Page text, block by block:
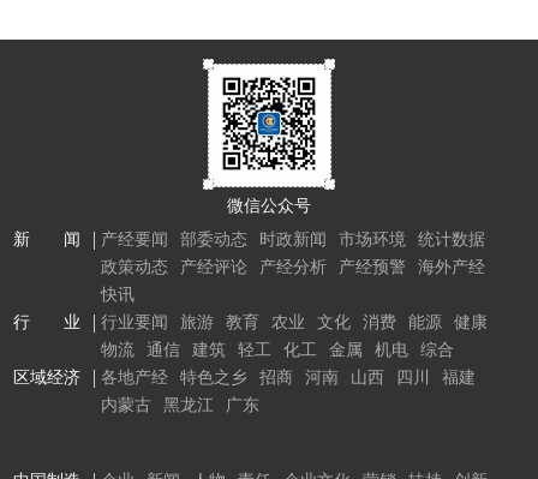
微信公众号
新 闻
产经要闻 部委动态 时政新闻 市场环境
统计数据
政策动态
产经评论 产经分析 产经预警
海外产经
快讯
行 业
行业要闻 旅游 教育 农业 文化 消费 能源
健康
物流
通信 建筑 轻工 化工 金属 机电
综合
区域经济
各地产经 特色之乡 招商 河南 山西 四川
福建
内蒙古
黑龙江 广东